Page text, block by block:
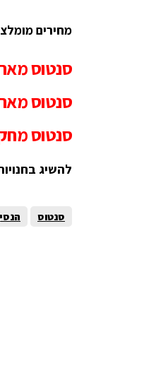
מחירים מומלצים: החל מ-
סנטוס מארז 8 טושים ריחניים נשטפים. מחיר מומלץ:
סנטוס מארז 5 עטי ג'ל בצבעים מנצנצים ובניחוחות סוכריות. מחיר
סנטוס מחק
להשיג
סנטוס